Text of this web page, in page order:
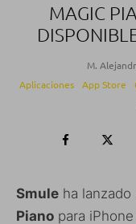
MAGIC
M.
Aplicaciones
App Store
Smule ha
Piano para